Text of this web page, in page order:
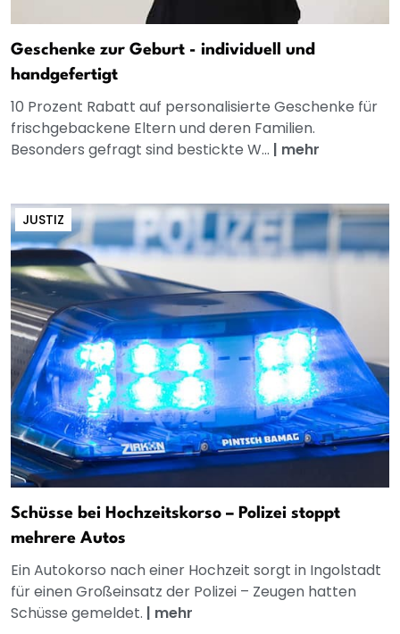
Geschenke zur Geburt - individuell und
handgefertigt
10 Prozent Rabatt auf personalisierte Geschenke für
frischgebackene Eltern und deren Familien.
Besonders gefragt sind bestickte W... | mehr
JUSTIZ
Schüsse bei Hochzeitskorso – Polizei stoppt
mehrere Autos
Ein Autokorso nach einer Hochzeit sorgt in Ingolstadt
für einen Großeinsatz der Polizei – Zeugen hatten
Schüsse gemeldet. | mehr